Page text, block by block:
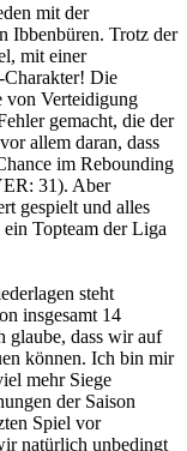
mit der
Ibbenbüren. Trotz der
mit einer
Charakter! Die
von Verteidigung
gemacht, die der
allem daran, dass
im Rebounding
31). Aber
gespielt und alles
Topteam der Liga
steht
insgesamt 14
glaube, dass wir auf
können. Ich bin mir
mehr Siege
der Saison
Spiel vor
natürlich unbedingt